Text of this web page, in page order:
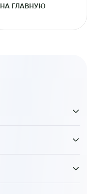
НА ГЛАВНУЮ